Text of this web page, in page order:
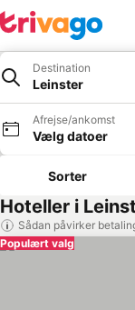
Destination
Leinster
Afrejse/ankomst
Vælg datoer
Sorter
Hoteller i
Sådan påvirker
Populært valg